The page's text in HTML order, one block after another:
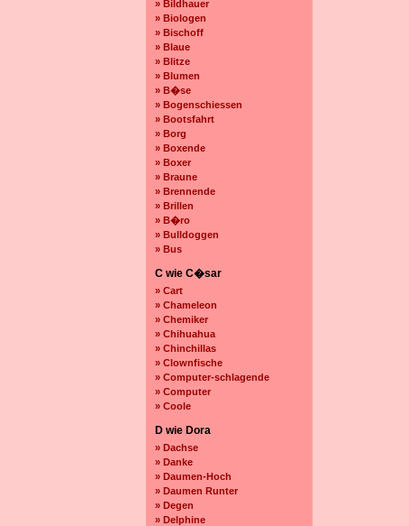
» Bildhauer
» Biologen
» Bischoff
» Blaue
» Blitze
» Blumen
» B�se
» Bogenschiessen
» Bootsfahrt
» Borg
» Boxende
» Boxer
» Braune
» Brennende
» Brillen
» B�ro
» Bulldoggen
» Bus
C wie C�sar
» Cart
» Chameleon
» Chemiker
» Chihuahua
» Chinchillas
» Clownfische
» Computer-schlagende
» Computer
» Coole
D wie Dora
» Dachse
» Danke
» Daumen-Hoch
» Daumen Runter
» Degen
» Delphine